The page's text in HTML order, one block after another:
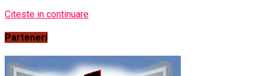
Citeste in continuare
Parteneri